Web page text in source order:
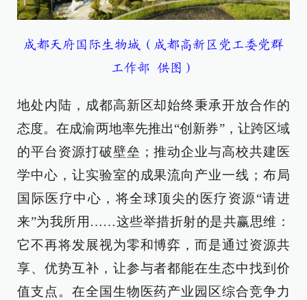
成都天府国际生物城（成都高新区党工委党群
工作部 供图）
地处内陆，成都高新区却始终秉承开放合作的
态度。在成渝两地率先推出“创新券”，让跨区域
的平台资源打破壁垒；推动企业与高校共建医
学中心，让实验室的成果流向产业一线；布局
国际医疗中心，将全球顶尖的医疗资源“请进
来”为我所用……这些举措折射的是共赢思维：
它不再将发展视为零和博弈，而是通过资源共
享、优势互补，让参与者都能在生态中找到价
值支点。在全国生物医药产业园区综合竞争力